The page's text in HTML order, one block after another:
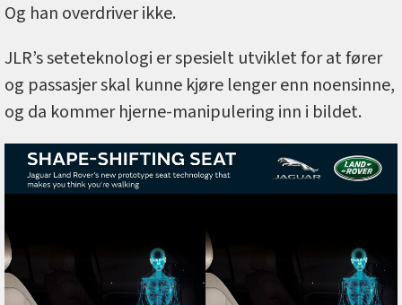
Og han overdriver ikke.
JLR’s seteteknologi er spesielt utviklet for at fører
og passasjer skal kunne kjøre lenger enn noensinne,
og da kommer hjerne-manipulering inn i bildet.